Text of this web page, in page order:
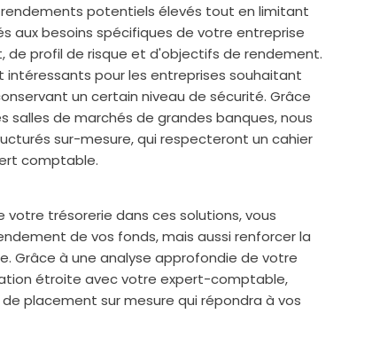
potentiels élevés tout en limitant
aux besoins spécifiques de votre entreprise
profil de risque et d'objectifs de rendement.
pour les entreprises souhaitant
un certain niveau de sécurité. Grâce
de marchés de grandes banques, nous
sur-mesure, qui respecteront un cahier
comptable.
votre trésorerie dans ces solutions, vous
de vos fonds, mais aussi renforcer la
Grâce à une analyse approfondie de votre
étroite avec votre expert-comptable,
placement sur mesure qui répondra à vos